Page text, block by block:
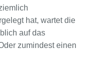
hat, wartet die
auf das
zumindest einen